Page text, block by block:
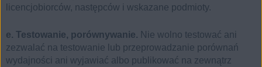
licencjobiorców, następców i wskazane podmioty.
e. Testowanie, porównywanie. Nie wolno testować ani
zezwalać na testowanie lub przeprowadzanie porównań
wydajności ani wyjawiać albo publikować na zewnątrz